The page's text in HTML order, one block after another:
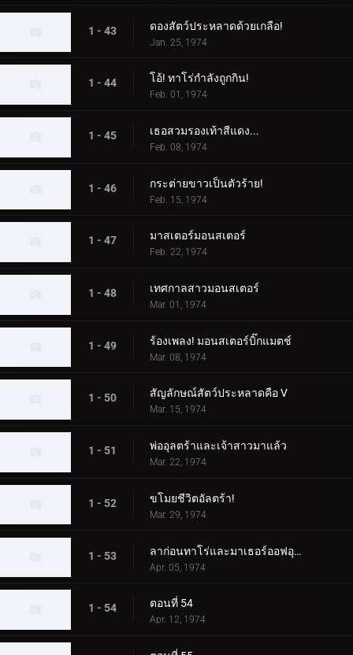
1 - 43 ดองสัตว์ประหลาดด้วยเกลือ!
Jan. 25, 1974
1 - 44 โอ้! ทาโร่กำลังถูกกิน!
Feb. 01, 1974
1 - 45 เธอสวมรองเท้าสีแดง...
Feb. 08, 1974
1 - 46 กระต่ายขาวเป็นตัวร้าย!
Feb. 15, 1974
1 - 47 มาสเตอร์มอนสเตอร์
Feb. 22, 1974
1 - 48 เทศกาลสาวมอนสเตอร์
Mar. 01, 1974
1 - 49 ร้องเพลง! มอนสเตอร์บิ๊กแมตช์
Mar. 08, 1974
1 - 50 สัญลักษณ์สัตว์ประหลาดคือ V
Mar. 15, 1974
1 - 51 พ่ออุลตร้าและเจ้าสาวมาแล้ว
Mar. 22, 1974
1 - 52 ขโมยชีวิตอัลตร้า!
Mar. 29, 1974
1 - 53 ลาก่อนทาโร่และมาเธอร์ออฟอุลตร้า!
Apr. 05, 1974
1 - 54 ตอนที่ 54
Apr. 12, 1974